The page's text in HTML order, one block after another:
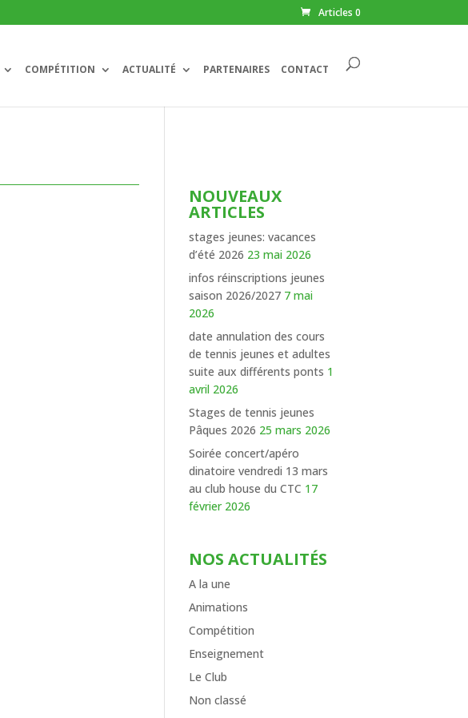
Articles 0
COMPÉTITION ACTUALITÉ PARTENAIRES CONTACT
NOUVEAUX
ARTICLES
stages jeunes: vacances
d’été 2026 23 mai 2026
infos réinscriptions jeunes
saison 2026/2027 7 mai
2026
date annulation des cours
de tennis jeunes et adultes
suite aux différents ponts 1
avril 2026
Stages de tennis jeunes
Pâques 2026 25 mars 2026
Soirée concert/apéro
dinatoire vendredi 13 mars
au club house du CTC 17
février 2026
NOS ACTUALITÉS
A la une
Animations
Compétition
Enseignement
Le Club
Non classé